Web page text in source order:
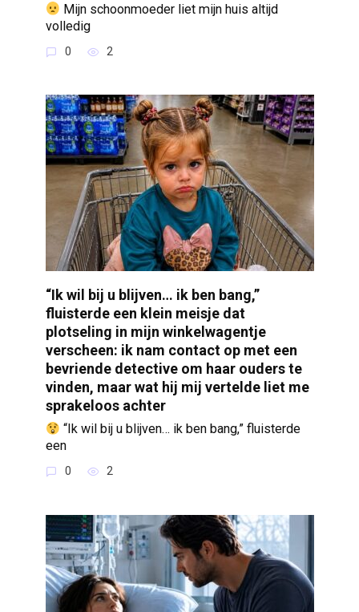
Mijn schoonmoeder liet mijn huis altijd
volledig
0 2
“Ik wil bij u blijven… ik ben bang,”
fluisterde een klein meisje dat
plotseling in mijn winkelwagentje
verscheen: ik nam contact op met een
bevriende detective om haar ouders te
vinden, maar wat hij mij vertelde liet me
sprakeloos achter
“Ik wil bij u blijven… ik ben bang,” fluisterde
een
0 2